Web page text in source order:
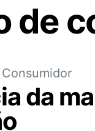
de
da